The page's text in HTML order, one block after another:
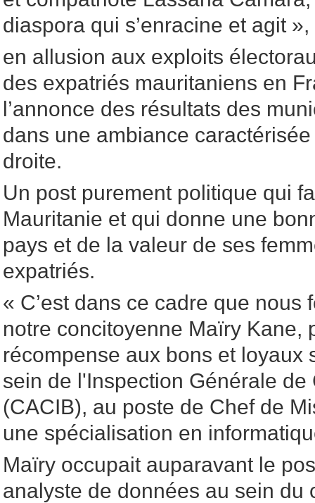
diaspora qui s’enracine et agit »,
en allusion aux exploits
des expatriés mauritaniens en
l’annonce des résultats des
dans une ambiance
droite.
Un post purement politique qui
Mauritanie et qui donne une
pays et de la valeur de ses
expatriés.
« C’est dans ce cadre que nous
notre concitoyenne Maïry Kane,
récompense aux bons et loyaux
sein de l'Inspection Générale de
(CACIB), au poste de Chef de
une spécialisation en
Maïry occupait auparavant le
analyste de données au sein du